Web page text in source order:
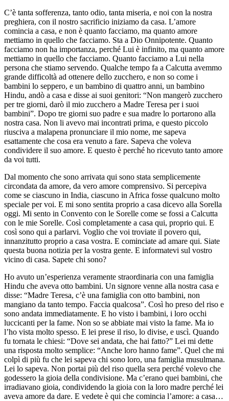
C’è tanta sofferenza, tanto odio, tanta miseria, e noi con la nostra
preghiera, con il nostro sacrificio iniziamo da casa. L’amore
comincia a casa, e non è quanto facciamo, ma quanto amore
mettiamo in quello che facciamo. Sta a Dio Onnipotente. Quanto
facciamo non ha importanza, perché Lui è infinito, ma quanto amore
mettiamo in quello che facciamo. Quanto facciamo a Lui nella
persona che stiamo servendo. Qualche tempo fa a Calcutta avemmo
grande difficoltà ad ottenere dello zucchero, e non so come i
bambini lo seppero, e un bambino di quattro anni, un bambino
Hindu, andò a casa e disse ai suoi genitori: “Non mangerò zucchero
per tre giorni, darò il mio zucchero a Madre Teresa per i suoi
bambini”. Dopo tre giorni suo padre e sua madre lo portarono alla
nostra casa. Non li avevo mai incontrati prima, e questo piccolo
riusciva a malapena pronunciare il mio nome, me sapeva
esattamente che cosa era venuto a fare. Sapeva che voleva
condividere il suo amore. E questo è perché ho ricevuto tanto amore
da voi tutti.
Dal momento che sono arrivata qui sono stata semplicemente
circondata da amore, da vero amore comprensivo. Si percepiva
come se ciascuno in India, ciascuno in Africa fosse qualcuno molto
speciale per voi. E mi sono sentita proprio a casa dicevo alla Sorella
oggi. Mi sento in Convento con le Sorelle come se fossi a Calcutta
con le mie Sorelle. Così completamente a casa qui, proprio qui. E
così sono qui a parlarvi. Voglio che voi troviate il povero qui,
innanzitutto proprio a casa vostra. E cominciate ad amare qui. Siate
questa buona notizia per la vostra gente. E informatevi sul vostro
vicino di casa. Sapete chi sono?
Ho avuto un’esperienza veramente straordinaria con una famiglia
Hindu che aveva otto bambini. Un signore venne alla nostra casa e
disse: “Madre Teresa, c’è una famiglia con otto bambini, non
mangiano da tanto tempo. Faccia qualcosa”. Così ho preso del riso e
sono andata immediatamente. E ho visto i bambini, i loro occhi
luccicanti per la fame. Non so se abbiate mai visto la fame. Ma io
l’ho vista molto spesso. E lei prese il riso, lo divise, e uscì. Quando
fu tornata le chiesi: “Dove sei andata, che hai fatto?” Lei mi dette
una risposta molto semplice: “Anche loro hanno fame”. Quel che mi
colpì di più fu che lei sapeva chi sono loro, una famiglia musulmana.
Lei lo sapeva. Non portai più del riso quella sera perché volevo che
godessero la gioia della condivisione. Ma c’erano quei bambini, che
irradiavano gioia, condividendo la gioia con la loro madre perché lei
aveva amore da dare. E vedete è qui che comincia l’amore: a casa…